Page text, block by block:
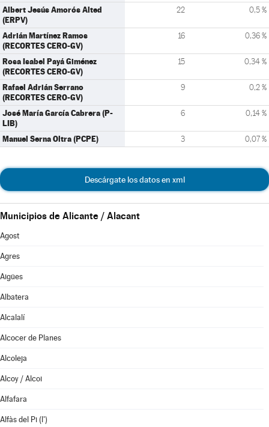
Albert Jesús Amorós Alted
(ERPV)
22 0,5 %
Adrián Martínez Ramos
(RECORTES CERO-GV)
16 0,36 %
Rosa Isabel Payá Giménez
(RECORTES CERO-GV)
15 0,34 %
Rafael Adrián Serrano
(RECORTES CERO-GV)
9 0,2 %
José María García Cabrera (P-
LIB)
6 0,14 %
Manuel Serna Oltra (PCPE) 3 0,07 %
Descárgate los datos en xml
Municipios de Alicante / Alacant
Agost
Agres
Aigües
Albatera
Alcalalí
Alcocer de Planes
Alcoleja
Alcoy / Alcoi
Alfafara
Alfàs del Pi (l')